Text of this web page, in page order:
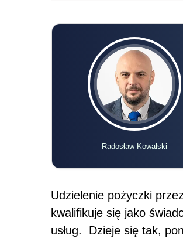
Radosław Kowalski
Udzielenie pożyczki
kwalifikuje się jako
usług. Dzieje się tak,